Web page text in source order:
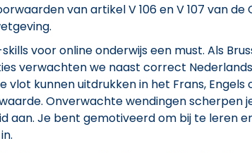
van artikel V 106 en V 107 van de
voor online onderwijs een must. Als
verwachten we naast correct
vlot kunnen uitdrukken in het Frans,
Onverwachte wendingen scherpen
aan. Je bent gemotiveerd om bij te leren